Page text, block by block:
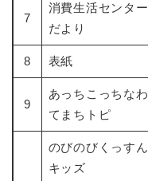
7
消費生活センター
だより
8 表紙
9
あっちこっちなわ
てまちトピ
のびのびくっすん
キッズ